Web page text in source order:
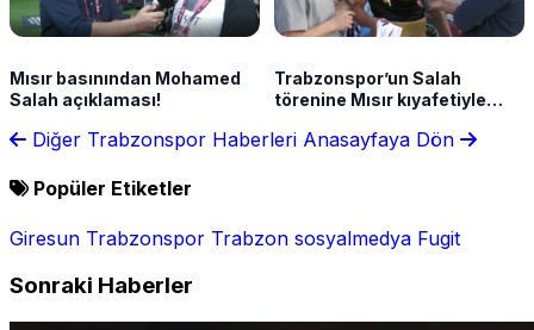
Mısır basınından Mohamed
Salah açıklaması!
Trabzonspor’un Salah
törenine Mısır kıyafetiyle
Diğer Trabzonspor Haberleri Anasayfaya Dön
Popüler Etiketler
Giresun Trabzonspor Trabzon sosyalmedya Fugit
Sonraki Haberler